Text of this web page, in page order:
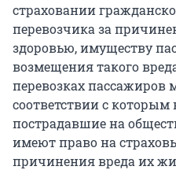
страховании
перевозчика за
здоровью, имуществу
возмещения такого
перевозках пассажиров
соответствии с которым
пострадавшие на
имеют право на
причинения вреда их